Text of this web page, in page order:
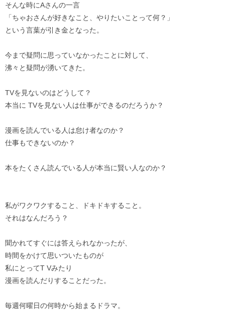
そんな時にAさんの一言
「ちゃおさんが好きなこと、やりたいことって何？」
という言葉が引き金となった。
今まで疑問に思っていなかったことに対して、
沸々と疑問が湧いてきた。
TVを見ないのはどうして？
本当に TVを見ない人は仕事ができるのだろうか？
漫画を読んでいる人は怠け者なのか？
仕事もできないのか？
本をたくさん読んでいる人が本当に賢い人なのか？
私がワクワクすること、ドキドキすること。
それはなんだろう？
聞かれてすぐには答えられなかったが、
時間をかけて思いついたものが
私にとってT Vみたり
漫画を読んだりすることだった。
毎週何曜日の何時から始まるドラマ。